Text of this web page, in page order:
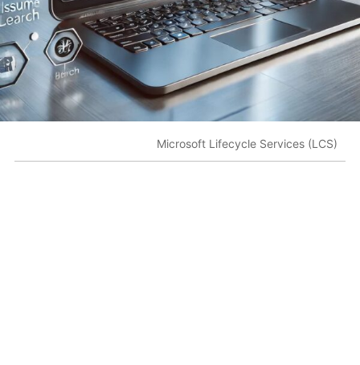
Microsoft Lifecycle Services (LCS)